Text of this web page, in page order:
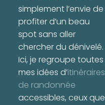
simplement l’envie de
profiter d’un beau
spot sans aller
chercher du dénivelé.
Ici, je regroupe toutes
mes idées d’itinéraires
de randonnée
accessibles, ceux que